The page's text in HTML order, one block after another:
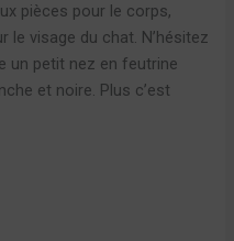
pièces pour le corps,
le visage du chat. N’hésitez
un petit nez en feutrine
et noire. Plus c’est